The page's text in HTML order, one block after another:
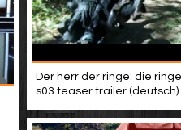
Der herr der ringe: die
s03 teaser trailer (deutsch)